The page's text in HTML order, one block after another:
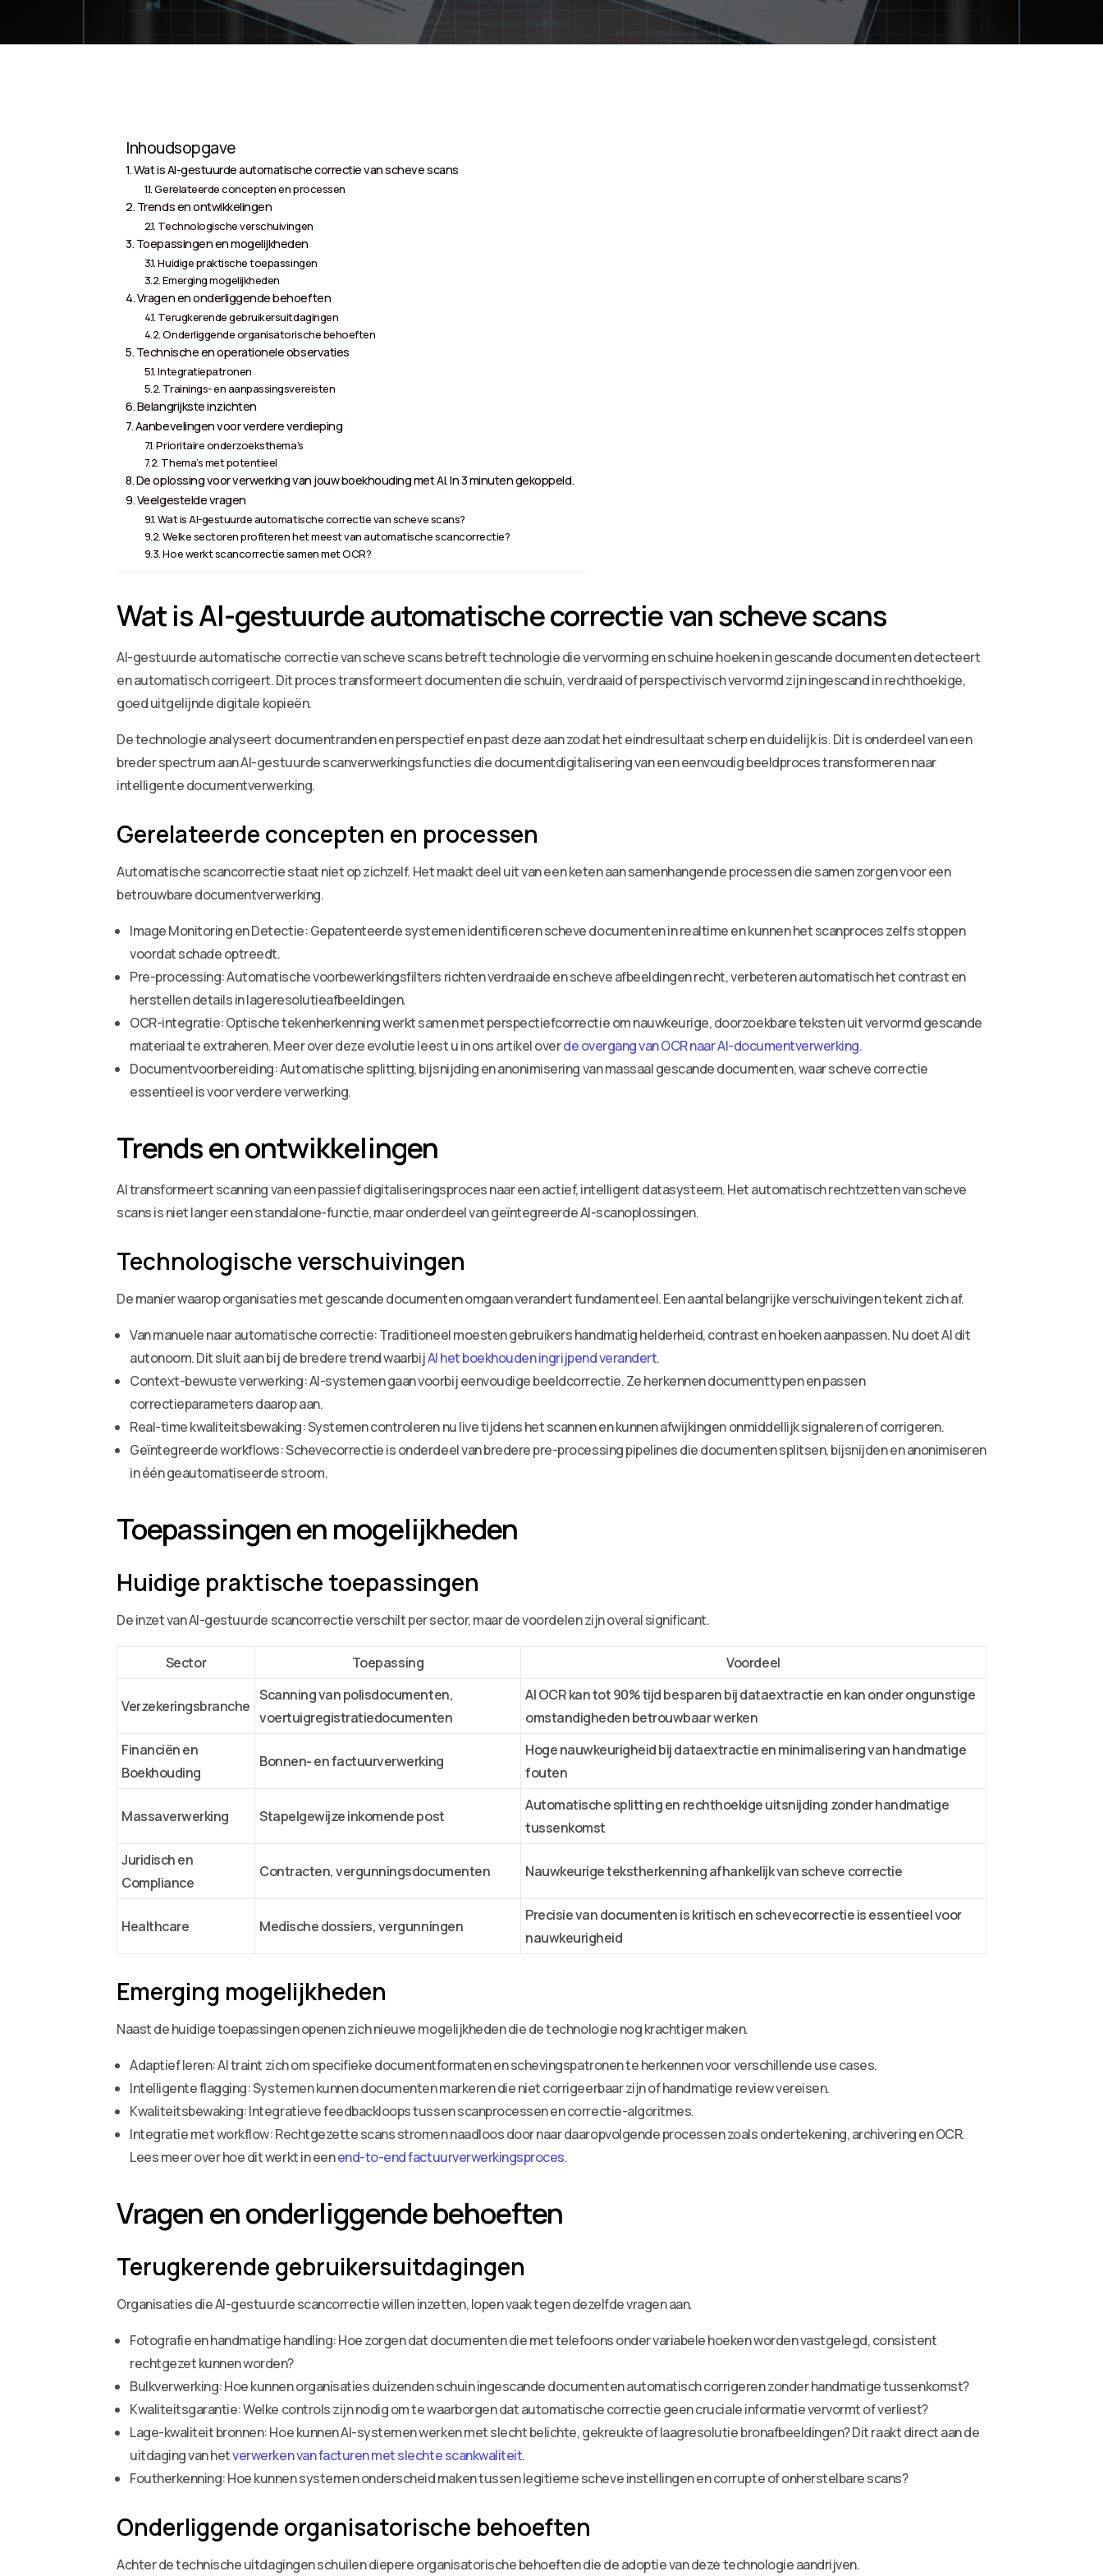
Inhoudsopgave
Wat is AI-gestuurde automatische correctie van scheve scans
Gerelateerde concepten en processen
Trends en ontwikkelingen
Technologische verschuivingen
Toepassingen en mogelijkheden
Huidige praktische toepassingen
Emerging mogelijkheden
Vragen en onderliggende behoeften
Terugkerende gebruikersuitdagingen
Onderliggende organisatorische behoeften
Technische en operationele observaties
Integratiepatronen
Trainings- en aanpassingsvereisten
Belangrijkste inzichten
Aanbevelingen voor verdere verdieping
Prioritaire onderzoeksthema’s
Thema’s met potentieel
De oplossing voor verwerking van jouw boekhouding met AI. In 3 minuten gekoppeld.
Veelgestelde vragen
Wat is AI-gestuurde automatische correctie van scheve scans?
Welke sectoren profiteren het meest van automatische scancorrectie?
Hoe werkt scancorrectie samen met OCR?
Wat is AI-gestuurde automatische correctie van scheve scans
AI-gestuurde automatische correctie van scheve scans betreft technologie die vervorming en schuine hoeken in gescande documenten detecteert
en automatisch corrigeert. Dit proces transformeert documenten die schuin, verdraaid of perspectivisch vervormd zijn ingescand in rechthoekige,
goed uitgelijnde digitale kopieën.
De technologie analyseert documentranden en perspectief en past deze aan zodat het eindresultaat scherp en duidelijk is. Dit is onderdeel van een
breder spectrum aan AI-gestuurde scanverwerkingsfuncties die documentdigitalisering van een eenvoudig beeldproces transformeren naar
intelligente documentverwerking.
Gerelateerde concepten en processen
Automatische scancorrectie staat niet op zichzelf. Het maakt deel uit van een keten aan samenhangende processen die samen zorgen voor een
betrouwbare documentverwerking.
Image Monitoring en Detectie: Gepatenteerde systemen identificeren scheve documenten in realtime en kunnen het scanproces zelfs stoppen
voordat schade optreedt.
Pre-processing: Automatische voorbewerkingsfilters richten verdraaide en scheve afbeeldingen recht, verbeteren automatisch het contrast en
herstellen details in lageresolutieafbeeldingen.
OCR-integratie: Optische tekenherkenning werkt samen met perspectiefcorrectie om nauwkeurige, doorzoekbare teksten uit vervormd gescande
materiaal te extraheren. Meer over deze evolutie leest u in ons artikel overde overgang van OCR naar AI-documentverwerking.
Documentvoorbereiding: Automatische splitting, bijsnijding en anonimisering van massaal gescande documenten, waar scheve correctie
essentieel is voor verdere verwerking.
Trends en ontwikkelingen
AI transformeert scanning van een passief digitaliseringsproces naar een actief, intelligent datasysteem. Het automatisch rechtzetten van scheve
scans is niet langer een standalone-functie, maar onderdeel van geïntegreerde AI-scanoplossingen.
Technologische verschuivingen
De manier waarop organisaties met gescande documenten omgaan verandert fundamenteel. Een aantal belangrijke verschuivingen tekent zich af.
Van manuele naar automatische correctie: Traditioneel moesten gebruikers handmatig helderheid, contrast en hoeken aanpassen. Nu doet AI dit
autonoom. Dit sluit aan bij de bredere trend waarbijAI het boekhouden ingrijpend verandert.
Context-bewuste verwerking: AI-systemen gaan voorbij eenvoudige beeldcorrectie. Ze herkennen documenttypen en passen
correctieparameters daarop aan.
Real-time kwaliteitsbewaking: Systemen controleren nu live tijdens het scannen en kunnen afwijkingen onmiddellijk signaleren of corrigeren.
Geïntegreerde workflows: Schevecorrectie is onderdeel van bredere pre-processing pipelines die documenten splitsen, bijsnijden en anonimiseren
in één geautomatiseerde stroom.
Toepassingen en mogelijkheden
Huidige praktische toepassingen
De inzet van AI-gestuurde scancorrectie verschilt per sector, maar de voordelen zijn overal significant.
Sector Toepassing Voordeel
Verzekeringsbranche
Scanning van polisdocumenten,
voertuigregistratiedocumenten
AI OCR kan tot 90% tijd besparen bij dataextractie en kan onder ongunstige
omstandigheden betrouwbaar werken
Financiën en
Boekhouding
Bonnen- en factuurverwerking
Hoge nauwkeurigheid bij dataextractie en minimalisering van handmatige
fouten
Massaverwerking Stapelgewijze inkomende post
Automatische splitting en rechthoekige uitsnijding zonder handmatige
tussenkomst
Juridisch en
Compliance
Contracten, vergunningsdocumenten Nauwkeurige tekstherkenning afhankelijk van scheve correctie
Healthcare Medische dossiers, vergunningen
Precisie van documenten is kritisch en schevecorrectie is essentieel voor
nauwkeurigheid
Emerging mogelijkheden
Naast de huidige toepassingen openen zich nieuwe mogelijkheden die de technologie nog krachtiger maken.
Adaptief leren: AI traint zich om specifieke documentformaten en schevingspatronen te herkennen voor verschillende use cases.
Intelligente flagging: Systemen kunnen documenten markeren die niet corrigeerbaar zijn of handmatige review vereisen.
Kwaliteitsbewaking: Integratieve feedbackloops tussen scanprocessen en correctie-algoritmes.
Integratie met workflow: Rechtgezette scans stromen naadloos door naar daaropvolgende processen zoals ondertekening, archivering en OCR.
Lees meer over hoe dit werkt in eenend-to-end factuurverwerkingsproces.
Vragen en onderliggende behoeften
Terugkerende gebruikersuitdagingen
Organisaties die AI-gestuurde scancorrectie willen inzetten, lopen vaak tegen dezelfde vragen aan.
Fotografie en handmatige handling: Hoe zorgen dat documenten die met telefoons onder variabele hoeken worden vastgelegd, consistent
rechtgezet kunnen worden?
Bulkverwerking: Hoe kunnen organisaties duizenden schuin ingescande documenten automatisch corrigeren zonder handmatige tussenkomst?
Kwaliteitsgarantie: Welke controls zijn nodig om te waarborgen dat automatische correctie geen cruciale informatie vervormt of verliest?
Lage-kwaliteit bronnen: Hoe kunnen AI-systemen werken met slecht belichte, gekreukte of laagresolutie bronafbeeldingen? Dit raakt direct aan de
uitdaging van hetverwerken van facturen met slechte scankwaliteit.
Foutherkenning: Hoe kunnen systemen onderscheid maken tussen legitieme scheve instellingen en corrupte of onherstelbare scans?
Onderliggende organisatorische behoeften
Achter de technische uitdagingen schuilen diepere organisatorische behoeften die de adoptie van deze technologie aandrijven.